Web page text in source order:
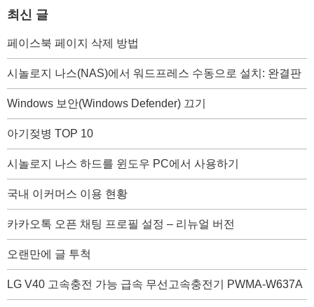
최신 글
페이스북 페이지 삭제 방법
시놀로지 나스(NAS)에서 워드프레스 수동으로 설치: 완결판
Windows 보안(Windows Defender) 끄기
아기젖병 TOP 10
시놀로지 나스 하드를 윈도우 PC에서 사용하기
국내 이커머스 이용 현황
카카오톡 오픈 채팅 프로필 설정 – 리뉴얼 버전
오랜만에 글 투척
LG V40 고속충전 가능 급속 무선고속충전기 PWMA-W637A